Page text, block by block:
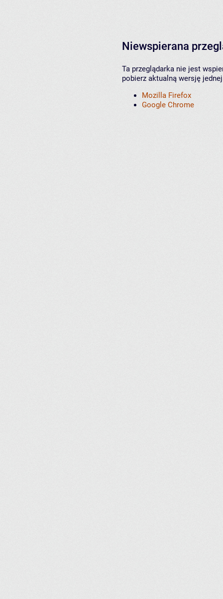
Niewspierana
Ta przeglądarka nie jest
pobierz aktualną wersję
Mozilla Firefox
Google Chrome